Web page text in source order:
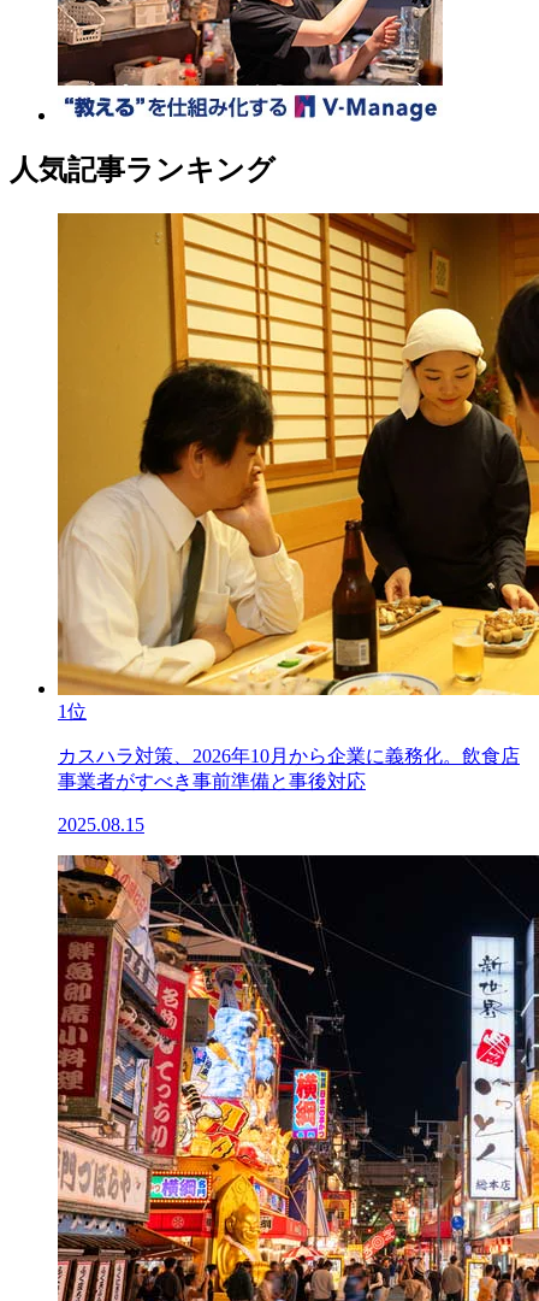
人気記事ランキング
1位
カスハラ対策、2026年10月から企業に義務化。飲食店
事業者がすべき事前準備と事後対応
2025.08.15